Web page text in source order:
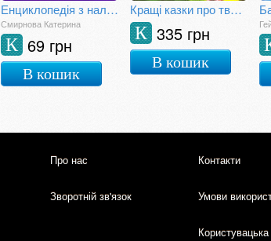
Енциклопедія з наліпками. Лісові тварини та рослини. (+ настільна гра)
Смирнова Катерина
69 грн
К
В кошик
Кращі казки про тварин
335 грн
К
В кошик
Про нас Контакти
Зворотній зв'язок Умови